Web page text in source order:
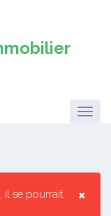
×
, il se pourrait